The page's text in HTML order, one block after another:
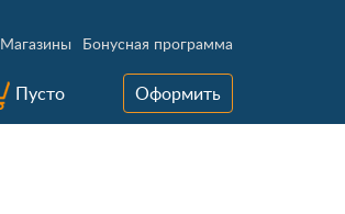
Магазины Бонусная программа
Пусто Оформить